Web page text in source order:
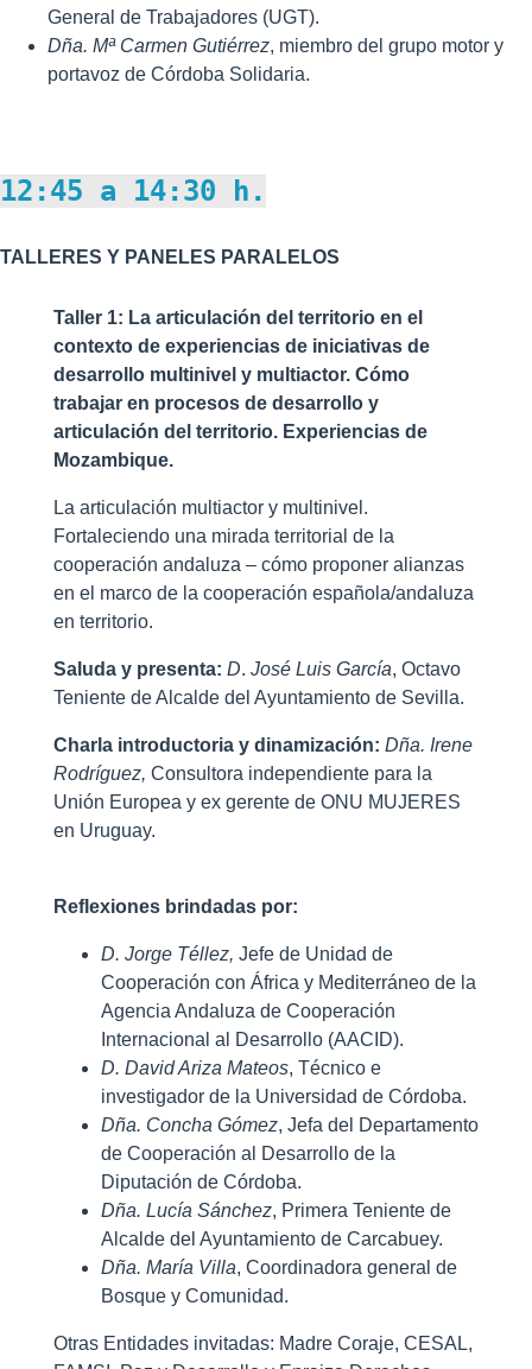
General de Trabajadores (UGT).
Dña. Mª Carmen Gutiérrez, miembro del grupo motor y
portavoz de Córdoba Solidaria.
12:45 a 14:30 h.
TALLERES Y PANELES PARALELOS
Taller 1: La articulación del territorio en el
contexto de experiencias de iniciativas de
desarrollo multinivel y multiactor. Cómo
trabajar en procesos de desarrollo y
articulación del territorio. Experiencias de
Mozambique.
La articulación multiactor y multinivel.
Fortaleciendo una mirada territorial de la
cooperación andaluza – cómo proponer alianzas
en el marco de la cooperación española/andaluza
en territorio.
Saluda y presenta: D. José Luis García, Octavo
Teniente de Alcalde del Ayuntamiento de Sevilla.
Charla introductoria y dinamización: Dña. Irene
Rodríguez, Consultora independiente para la
Unión Europea y ex gerente de ONU MUJERES
en Uruguay.
Reflexiones brindadas por:
D. Jorge Téllez, Jefe de Unidad de
Cooperación con África y Mediterráneo de la
Agencia Andaluza de Cooperación
Internacional al Desarrollo (AACID).
D. David Ariza Mateos, Técnico e
investigador de la Universidad de Córdoba.
Dña. Concha Gómez, Jefa del Departamento
de Cooperación al Desarrollo de la
Diputación de Córdoba.
Dña. Lucía Sánchez, Primera Teniente de
Alcalde del Ayuntamiento de Carcabuey.
Dña. María Villa, Coordinadora general de
Bosque y Comunidad.
Otras Entidades invitadas: Madre Coraje, CESAL,